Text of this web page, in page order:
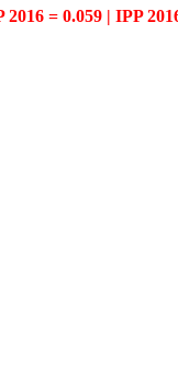
2016 = 0.059 | IPP